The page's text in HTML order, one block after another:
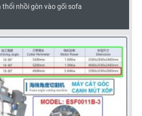
thổi nhồi gòn vào gối sofa